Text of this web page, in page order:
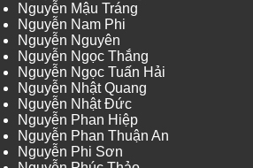
Nguyễn Mậu Tráng
Nguyễn Nam Phi
Nguyễn Nguyên
Nguyễn Ngọc Thắng
Nguyễn Ngọc Tuấn Hải
Nguyễn Nhật Quang
Nguyễn Nhật Đức
Nguyễn Phan Hiệp
Nguyễn Phan Thuận An
Nguyễn Phi Sơn